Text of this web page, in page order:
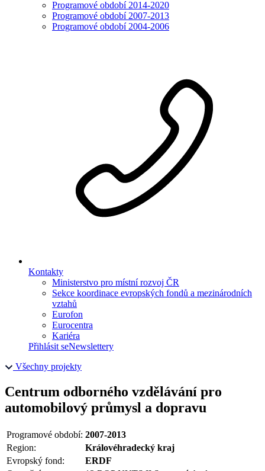
Programové období 2014-2020
Programové období 2007-2013
Programové období 2004-2006
Kontakty
Ministerstvo pro místní rozvoj ČR
Sekce koordinace evropských fondů a mezinárodních
vztahů
Eurofon
Eurocentra
Kariéra
Přihlásit seNewslettery
Všechny projekty
Centrum odborného vzdělávání pro
automobilový průmysl a dopravu
Programové období: 2007-2013
Region:
Královéhradecký kraj
Evropský fond:
ERDF